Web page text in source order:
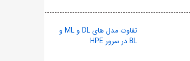
تفاوت مدل های DL و ML و
BL در سرور HPE